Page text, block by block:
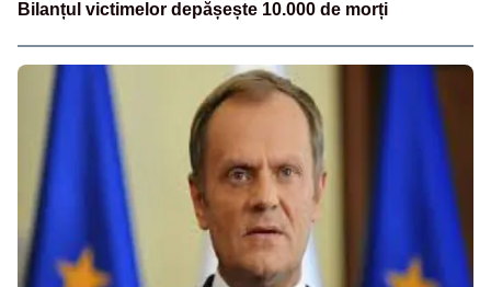
Bilanțul victimelor depășește 10.000 de morți